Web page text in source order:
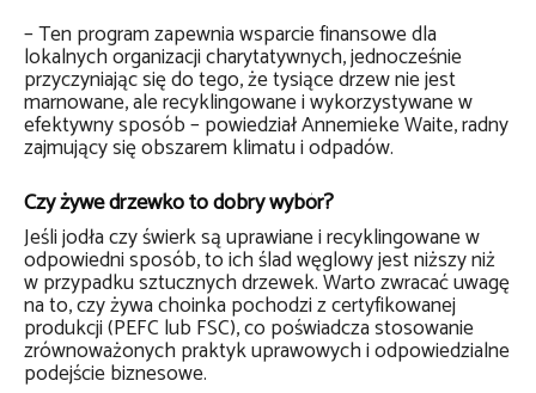
– Ten program zapewnia wsparcie finansowe dla
lokalnych organizacji charytatywnych, jednocześnie
przyczyniając się do tego, że tysiące drzew nie jest
marnowane, ale recyklingowane i wykorzystywane w
efektywny sposób – powiedział Annemieke Waite, radny
zajmujący się obszarem klimatu i odpadów.
Czy żywe drzewko to dobry wybór?
Jeśli jodła czy świerk są uprawiane i recyklingowane w
odpowiedni sposób, to ich ślad węglowy jest niższy niż
w przypadku sztucznych drzewek. Warto zwracać uwagę
na to, czy żywa choinka pochodzi z certyfikowanej
produkcji (PEFC lub FSC), co poświadcza stosowanie
zrównoważonych praktyk uprawowych i odpowiedzialne
podejście biznesowe.